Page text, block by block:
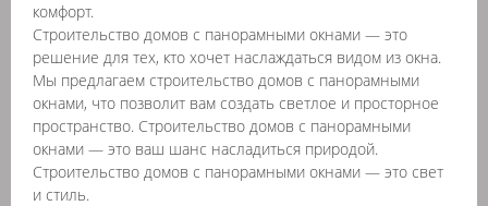
комфорт.
Строительство домов с панорамными окнами — это
решение для тех, кто хочет наслаждаться видом из окна.
Мы предлагаем строительство домов с панорамными
окнами, что позволит вам создать светлое и просторное
пространство. Строительство домов с панорамными
окнами — это ваш шанс насладиться природой.
Строительство домов с панорамными окнами — это свет
и стиль.